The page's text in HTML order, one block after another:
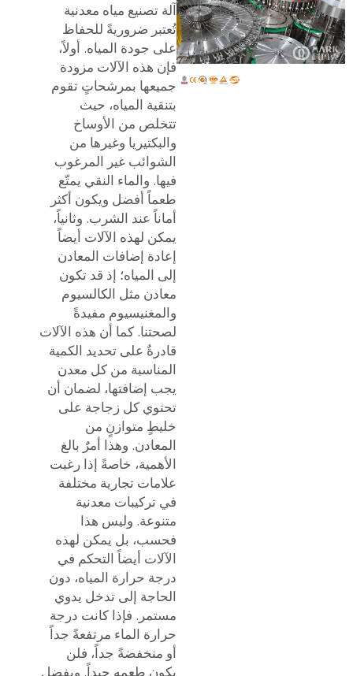
آلة تصنيع مياه معدنية
تُعتبر ضروريةً للحفاظ
على جودة المياه. أولاً،
فإن هذه الآلات مزودة
جميعها بمرشحاتٍ تقوم
بتنقية المياه، حيث
تتخلص من الأوساخ
والبكتيريا وغيرها من
الشوائب غير المرغوب
فيها. والماء النقي يمتّع
طعماً أفضل ويكون أكثر
أماناً عند الشرب. وثانياً،
يمكن لهذه الآلات أيضاً
إعادة إضافات المعادن
إلى المياه؛ إذ قد تكون
معادن مثل الكالسيوم
والمغنيسيوم مفيدةً
لصحتنا. كما أن هذه الآلات
قادرةٌ على تحديد الكمية
المناسبة من كل معدن
يجب إضافتها، لضمان أن
تحتوي كل زجاجة على
خليطٍ متوازنٍ من
المعادن. وهذا أمرٌ بالغ
الأهمية، خاصةً إذا رغبت
علامات تجارية مختلفة
في تركيبات معدنية
متنوعة. وليس هذا
فحسب، بل يمكن لهذه
الآلات أيضاً التحكم في
درجة حرارة المياه، دون
الحاجة إلى تدخل يدوي
مستمر. فإذا كانت درجة
حرارة الماء مرتفعةً جداً
أو منخفضةً جداً، فلن
يكون طعمه جيداً. وبفضل